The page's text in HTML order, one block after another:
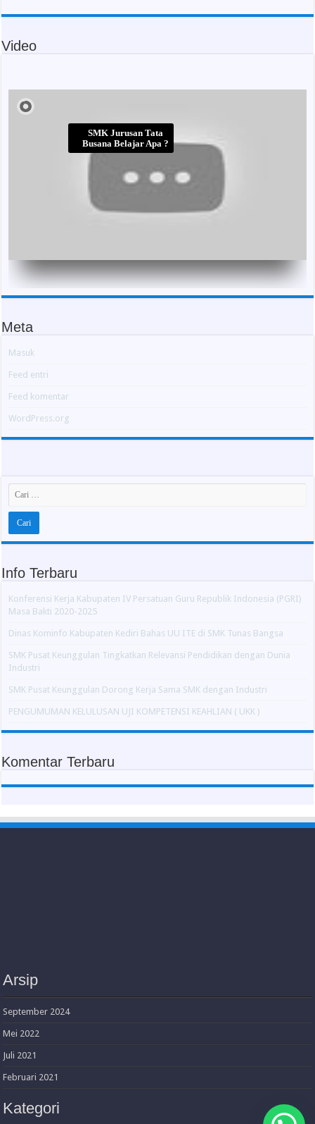
Video
SMK Jurusan Tata
Busana Belajar Apa ?
Meta
Masuk
Feed entri
Feed komentar
WordPress.org
Info Terbaru
Konferensi Kerja Kabupaten IV Persatuan Guru Republik Indonesia (PGRI)
Masa Bakti 2020-2025
Dinas Kominfo Kabupaten Kediri Bahas UU ITE di SMK Tunas Bangsa
SMK Pusat Keunggulan Tingkatkan Relevansi Pendidikan dengan Dunia
Industri
SMK Pusat Keunggulan Dorong Kerja Sama SMK dengan Industri
PENGUMUMAN KELULUSAN UJI KOMPETENSI KEAHLIAN ( UKK )
Komentar Terbaru
Arsip
September 2024
Mei 2022
Juli 2021
Februari 2021
Kategori